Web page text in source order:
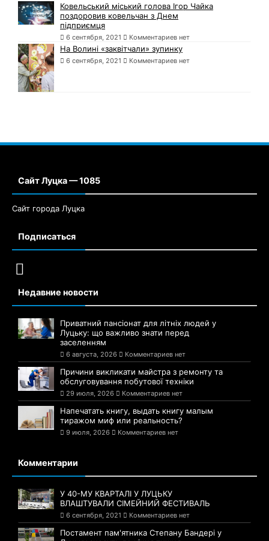
Ковельський міський голова Ігор Чайка
поздоровив ковельчан з Днем
підприємця
6 сентября, 2021 Комментариев нет
На Волині «заквітчали» зупинку
6 сентября, 2021 Комментариев нет
Сайт Луцка — 1085
Сайт города Луцка
Подписаться
Недавние новости
Приватний пансіонат для літніх людей у
Луцьку: що важливо знати перед
заселенням
6 августа, 2026 Комментариев нет
Причини викликати майстра з ремонту та
обслуговування побутової техніки
29 июля, 2026 Комментариев нет
Напечатать книгу, выдать книгу малым
тиражом миф или реальность?
9 июля, 2026 Комментариев нет
Комментарии
У 40-МУ КВАРТАЛІ У ЛУЦЬКУ
ВЛАШТУВАЛИ СІМЕЙНИЙ ФЕСТИВАЛЬ
6 сентября, 2021 Комментариев нет
Постамент пам'ятника Степану Бандері у